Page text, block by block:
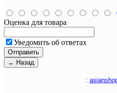
Оценка для товара
Уведомить об ответах
: